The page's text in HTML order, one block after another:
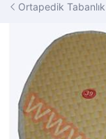
Ortapedik